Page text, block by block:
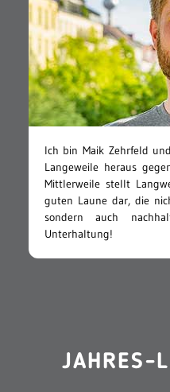
Ich bin Maik Zehrfeld
Langeweile heraus
Mittlerweile stellt
guten Laune dar, die
sondern auch
Unterhaltung!
JAHRES-